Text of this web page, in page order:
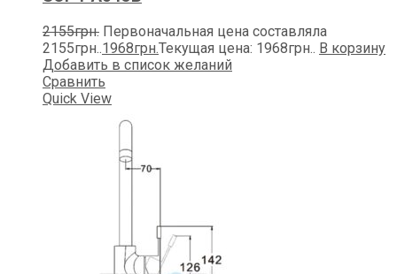
2155грн. Первоначальная цена составляла
2155грн..1968грн.Текущая цена: 1968грн.. В корзину
Добавить в список желаний
Сравнить
Quick View